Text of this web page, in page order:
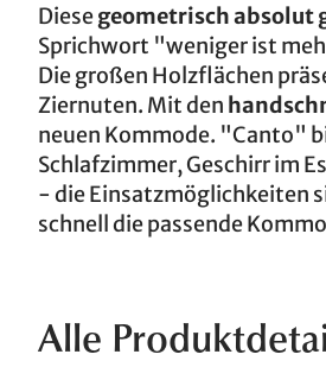
Diesegeometrisch absolut
Sprichwort "weniger ist
Die großen Holzflächen
Ziernuten. Mit den
neuen Kommode. "Canto"
Schlafzimmer, Geschirr im
- die Einsatzmöglichkeiten
schnell die passende
Alle